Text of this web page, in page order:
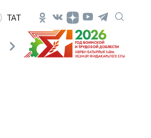
ТАТ
Новости Госавтоинспекции